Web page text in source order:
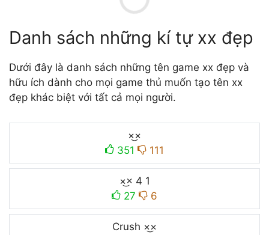
Danh sách những kí tự xx đẹp
Dưới đây là danh sách những tên game xx đẹp và
hữu ích dành cho mọi game thủ muốn tạo tên xx
đẹp khác biệt với tất cả mọi người.
×͜×
351
111
×͜× 4 1
27
6
Crush ×͜×